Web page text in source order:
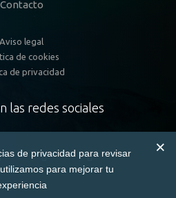
Contacto
Aviso legal
de cookies
de privacidad
las redes sociales
de privacidad para revisar
para mejorar tu